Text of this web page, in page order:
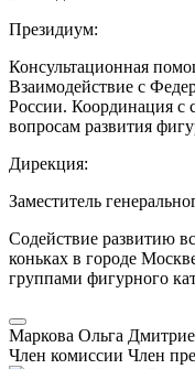
Президиум:
Консультационная
Взаимодействие с
России. Координация с
вопросам развития
Дирекция:
Заместитель
Содействие развитию
коньках в городе
группами фигурного
Маркова Ольга
Член комиссии Член